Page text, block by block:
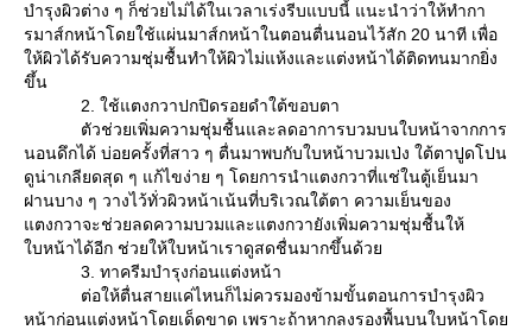
บำรุงผิวต่าง ๆ ก็ช่วยไม่ได้ในเวลาเร่งรีบแบบนี้ แนะนำว่าให้ทำกา
รมาส์กหน้าโดยใช้แผ่นมาส์กหน้าในตอนตื่นนอนไว้สัก 20 นาที เพื่อ
ห้ผิวได้รับความชุ่มชื้นทำให้ผิวไม่แห้งและแต่งหน้าได้ติดทนมากยิ่ง
ขึ้น
2. ใช้แตงกวาปกปิดรอยดำใต้ขอบตา
ตัวช่วยเพิ่มความชุ่มชื้นและลดอาการบวมบนใบหน้าจากการ
นอนดึกได้ บ่อยครั้งที่สาว ๆ ตื่นมาพบกับใบหน้าบวมเป่ง ใต้ตาปูดโปน
ดูน่าเกลียดสุด ๆ แก้ไขง่าย ๆ โดยการนำแตงกวาที่แช่ในตู้เย็นมา
ฝานบาง ๆ วางไว้ทั่วผิวหน้าเน้นที่บริเวณใต้ตา ความเย็นของ
ตงกวาจะช่วยลดความบวมและแตงกวายังเพิ่มความชุ่มชื้นให้
บหน้าได้อีก ช่วยให้ใบหน้าเราดูสดชื่นมากขึ้นด้ว
3. ทาครีมบำรุงก่อนแต่งหน้า
ต่อให้ตื่นสายแค่ไหนก็ไม่ควรมองข้ามขั้นตอนการบำรุงผิว
หน้าก่อนแต่งหน้าโดยเด็ดขาด เพราะถ้าหากลงรองพื้นบนใบหน้าโด